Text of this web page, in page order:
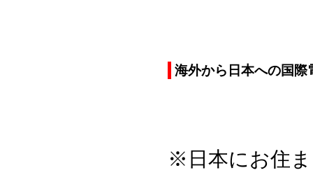
海外から日本への国際
※日本にお住